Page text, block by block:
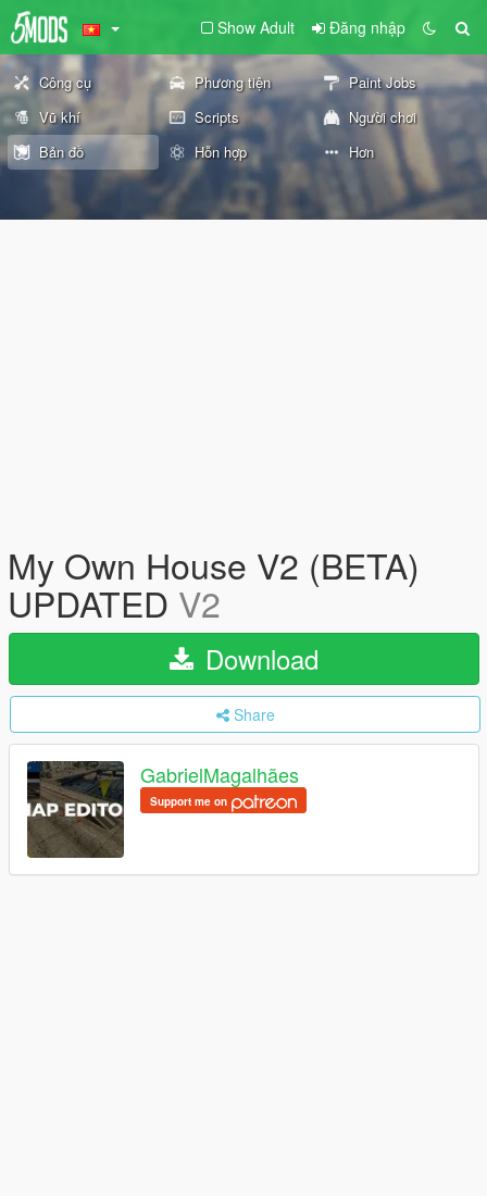
Show Adult Đăng nhập
Công cụ Phương tiện
Paint Jobs
Vũ khí
Scripts
Người chơi
Bản đồ
Hỗn hợp Hơn
My Own House V2 (BETA)
UPDATED V2
Download
Share
GabrielMagalhães
Support me on